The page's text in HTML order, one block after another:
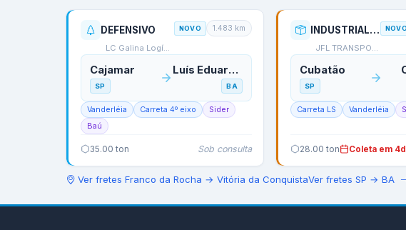
DEFENSIVO
LC Galina Logística
NOVO 1.483 km
Cajamar
SP
Luís Eduardo Magalhães
BA
Vanderléia Carreta 4º eixo
Sider
Baú
35.00 ton Sob consulta
INDUSTRIALIZADO
JFL TRANSPORTES - AGÊN…
NOVO
Cubatão
SP
Carreta LS Vanderléia
28.00 ton Coleta em 4d
Ver fretes Franco da Rocha → Vitória da ConquistaVer fretes SP → BA